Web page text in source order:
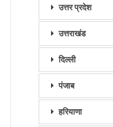
उत्तर प्रदेश
उत्तराखंड
दिल्ली
पंजाब
हरियाणा